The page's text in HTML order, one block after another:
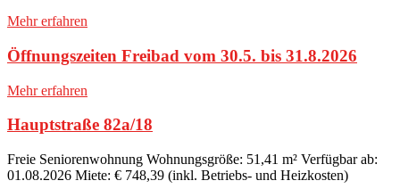
Mehr erfahren
Öffnungszeiten Freibad vom 30.5. bis 31.8.2026
Mehr erfahren
Hauptstraße 82a/18
Freie Seniorenwohnung Wohnungsgröße: 51,41 m² Verfügbar ab:
01.08.2026 Miete: € 748,39 (inkl. Betriebs- und Heizkosten)